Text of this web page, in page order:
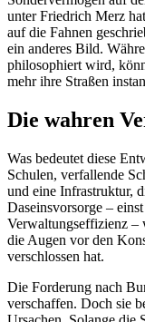
unter Friedrich Merz
auf die Fahnen
ein anderes Bild.
philosophiert wird,
mehr ihre Straßen
Die wahren
Was bedeutet diese
Schulen, verfallende
und eine Infrastruktur,
Daseinsvorsorge –
Verwaltungseffizienz –
die Augen vor den
verschlossen hat.
Die Forderung nach
verschaffen. Doch sie